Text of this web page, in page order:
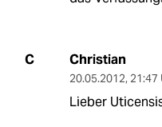
C Christian
20.05.2012, 21:47
Lieber